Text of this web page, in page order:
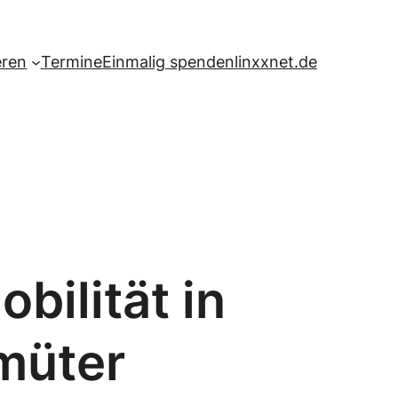
TermineEinmalig spendenlinxxnet.de
in